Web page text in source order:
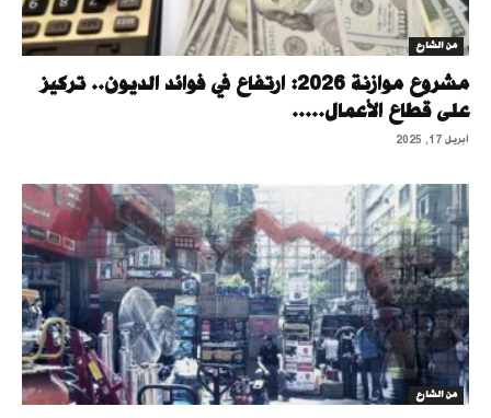
من الشارع
مشروع موازنة 2026: ارتفاع في فوائد الديون.. تركيز
على قطاع الأعمال.....
أبريل 17, 2025
من الشارع